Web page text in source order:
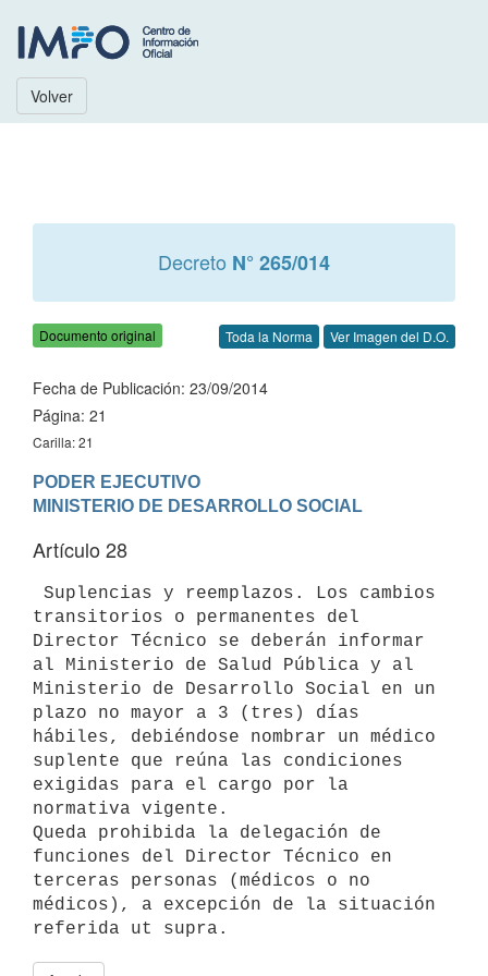
Volver
Decreto N° 265/014
Documento original Toda la Norma Ver Imagen del D.O.
Fecha de Publicación: 23/09/2014
Página: 21
Carilla: 21
PODER EJECUTIVO
Artículo 28
transitorios o permanentes del
Director Técnico se deberán informar
al Ministerio de Salud Pública y al
Ministerio de Desarrollo Social en un
plazo no mayor a 3 (tres) días
hábiles, debiéndose nombrar un médico
suplente que reúna las condiciones
exigidas para el cargo por la
normativa vigente.
Queda prohibida la delegación de
funciones del Director Técnico en
terceras personas (médicos o no
médicos), a excepción de la situación